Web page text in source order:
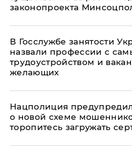
законопроекта
В Госслужбе занятости
назвали профессии с
трудоустройством и
желающих
Нацполиция
о новой схеме
торопитесь загружать